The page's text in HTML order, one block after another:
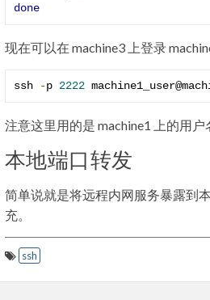
done
现在可以在 machine3 上登录
ssh -p 2222
注意这里用的是 machine1 上的用户
本地端口转发
简单说就是将远程内网服务暴露到
充。
ssh